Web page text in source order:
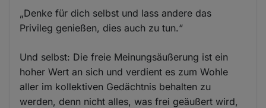
„Denke für dich selbst und lass andere das
Privileg genießen, dies auch zu tun.“
Und selbst: Die freie Meinungsäußerung ist ein
hoher Wert an sich und verdient es zum Wohle
aller im kollektiven Gedächtnis behalten zu
werden, denn nicht alles, was frei geäußert wird,